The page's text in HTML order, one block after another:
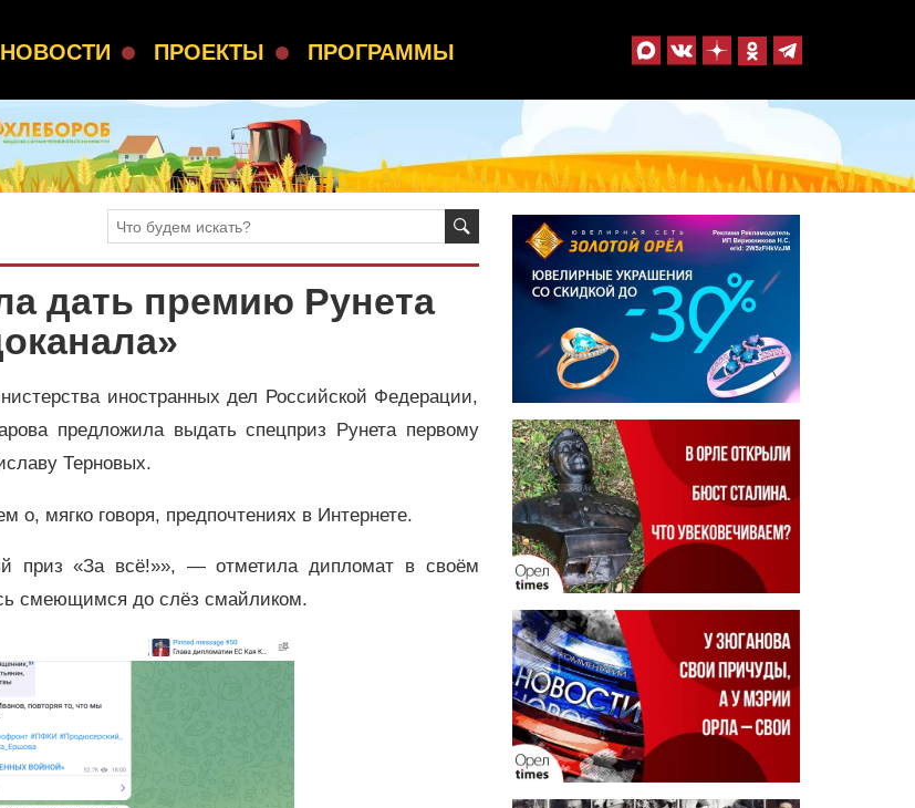
НОВОСТИ ПРОЕКТЫ ПРОГРАММЫ
дать премию Рунета
иностранных дел Российской Федерации,
предложила выдать спецприз Рунета первому
Терновых.
мягко говоря, предпочтениях в Интернете.
приз «За всё!»», — отметила дипломат в своём
смеющимся до слёз смайликом.